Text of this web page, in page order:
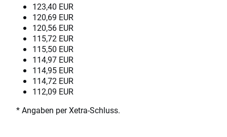
123,40 EUR
120,69 EUR
120,56 EUR
115,72 EUR
115,50 EUR
114,97 EUR
114,95 EUR
114,72 EUR
112,09 EUR
* Angaben per Xetra-Schluss.